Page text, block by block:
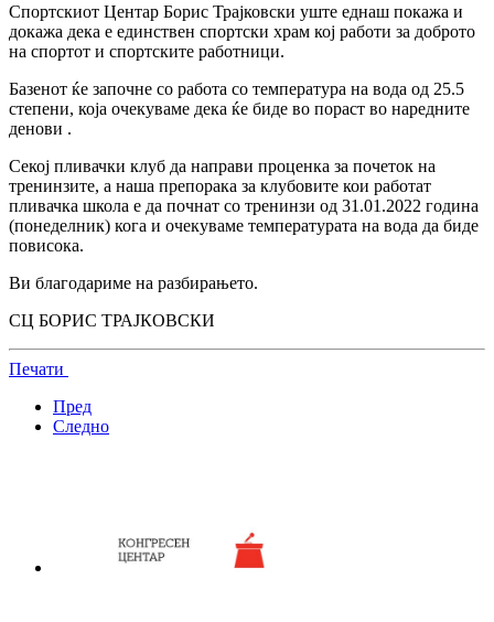
Спортскиот Центар Борис Трајковски уште еднаш покажа и
докажа дека е единствен спортски храм кој работи за доброто
на спортот и спортските работници.
Базенот ќе започне со работа со температура на вода од 25.5
степени, која очекуваме дека ќе биде во пораст во наредните
денови .
Секој пливачки клуб да направи проценка за почеток на
тренинзите, а наша препорака за клубовите кои работат
пливачка школа е да почнат со тренинзи од 31.01.2022 година
(понеделник) кога и очекуваме температурата на вода да биде
повисока.
Ви благодариме на разбирањето.
СЦ БОРИС ТРАЈКОВСКИ
Печати
Пред
Следно